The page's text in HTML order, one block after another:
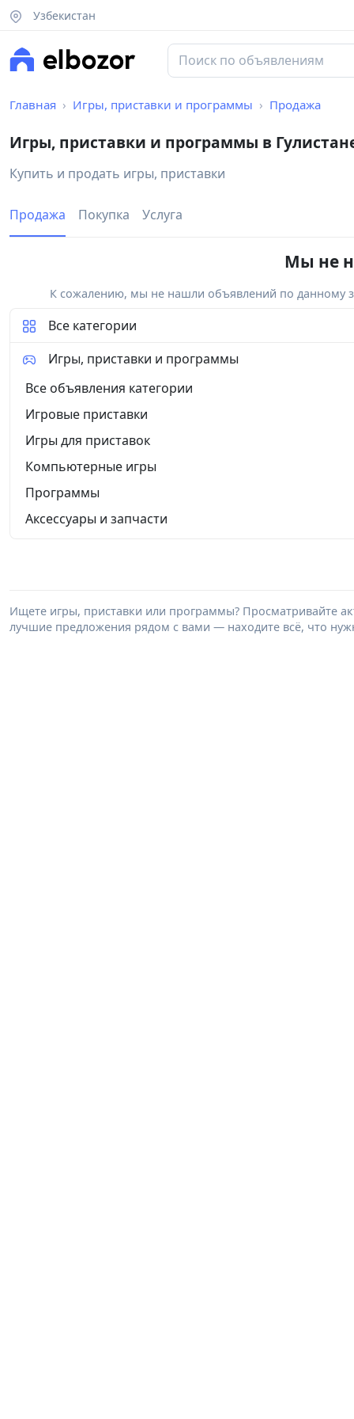
Узбекистан
Главная Игры, приставки и программы Продажа
Игры, приставки и программы в
Купить и продать игры, приставки
Продажа Покупка Услуга
Мы не
К сожалению, мы не нашли объявлений по данному
Все категории
Игры, приставки и программы
Все объявления категории
Игровые приставки
Игры для приставок
Компьютерные игры
Программы
Аксессуары и запчасти
Ищете игры, приставки или программы? Просматривайте
лучшие предложения рядом с вами — находите всё, что